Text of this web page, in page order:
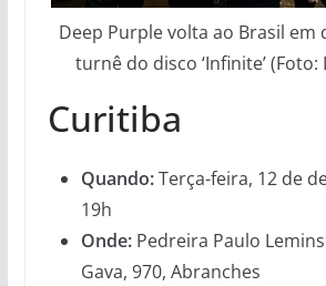
Deep Purple volta ao Brasil em
turnê do disco ‘Infinite’ (Foto:
Curitiba
Quando:Terça-feira, 12 de
19h
Onde:Pedreira Paulo
Gava, 970, Abranches